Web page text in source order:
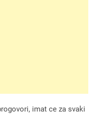
imat ce za svaki